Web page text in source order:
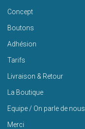
Concept
Boutons
Adhésion
Tarifs
Livraison & Retour
La Boutique
Equipe / On parle de nous
Merci